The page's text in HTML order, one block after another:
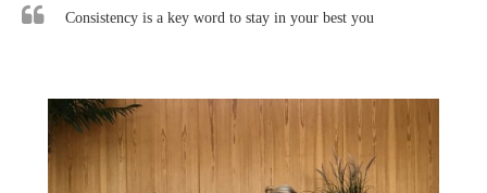
Consistency is a key word to stay in your best you